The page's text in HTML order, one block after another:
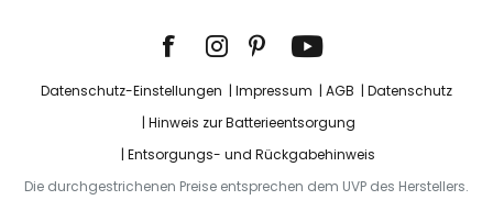
Datenschutz-Einstellungen Impressum AGB
Datenschutz
Hinweis zur Batterieentsorgung
Entsorgungs- und Rückgabehinweis
Die durchgestrichenen Preise entsprechen dem UVP des Herstellers.